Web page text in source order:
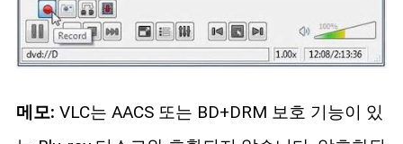
메모: VLC는 AACS 또는 BD+DRM 보호 기능이 있